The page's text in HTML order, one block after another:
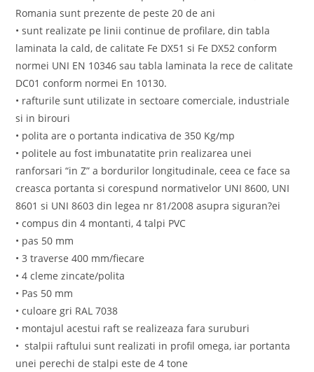
Romania sunt prezente de peste 20 de ani
• sunt realizate pe linii continue de profilare, din tabla
laminata la cald, de calitate Fe DX51 si Fe DX52 conform
normei UNI EN 10346 sau tabla laminata la rece de calitate
DC01 conform normei En 10130.
• rafturile sunt utilizate in sectoare comerciale, industriale
si in birouri
• polita are o portanta indicativa de 350 Kg/mp
• politele au fost imbunatatite prin realizarea unei
ranforsari “in Z” a bordurilor longitudinale, ceea ce face sa
creasca portanta si corespund normativelor UNI 8600, UNI
8601 si UNI 8603 din legea nr 81/2008 asupra siguran?ei
• compus din 4 montanti, 4 talpi PVC
• pas 50 mm
• 3 traverse 400 mm/fiecare
• 4 cleme zincate/polita
• Pas 50 mm
• culoare gri RAL 7038
• montajul acestui raft se realizeaza fara suruburi
• stalpii raftului sunt realizati in profil omega, iar portanta
unei perechi de stalpi este de 4 tone